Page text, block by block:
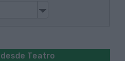
Teatro